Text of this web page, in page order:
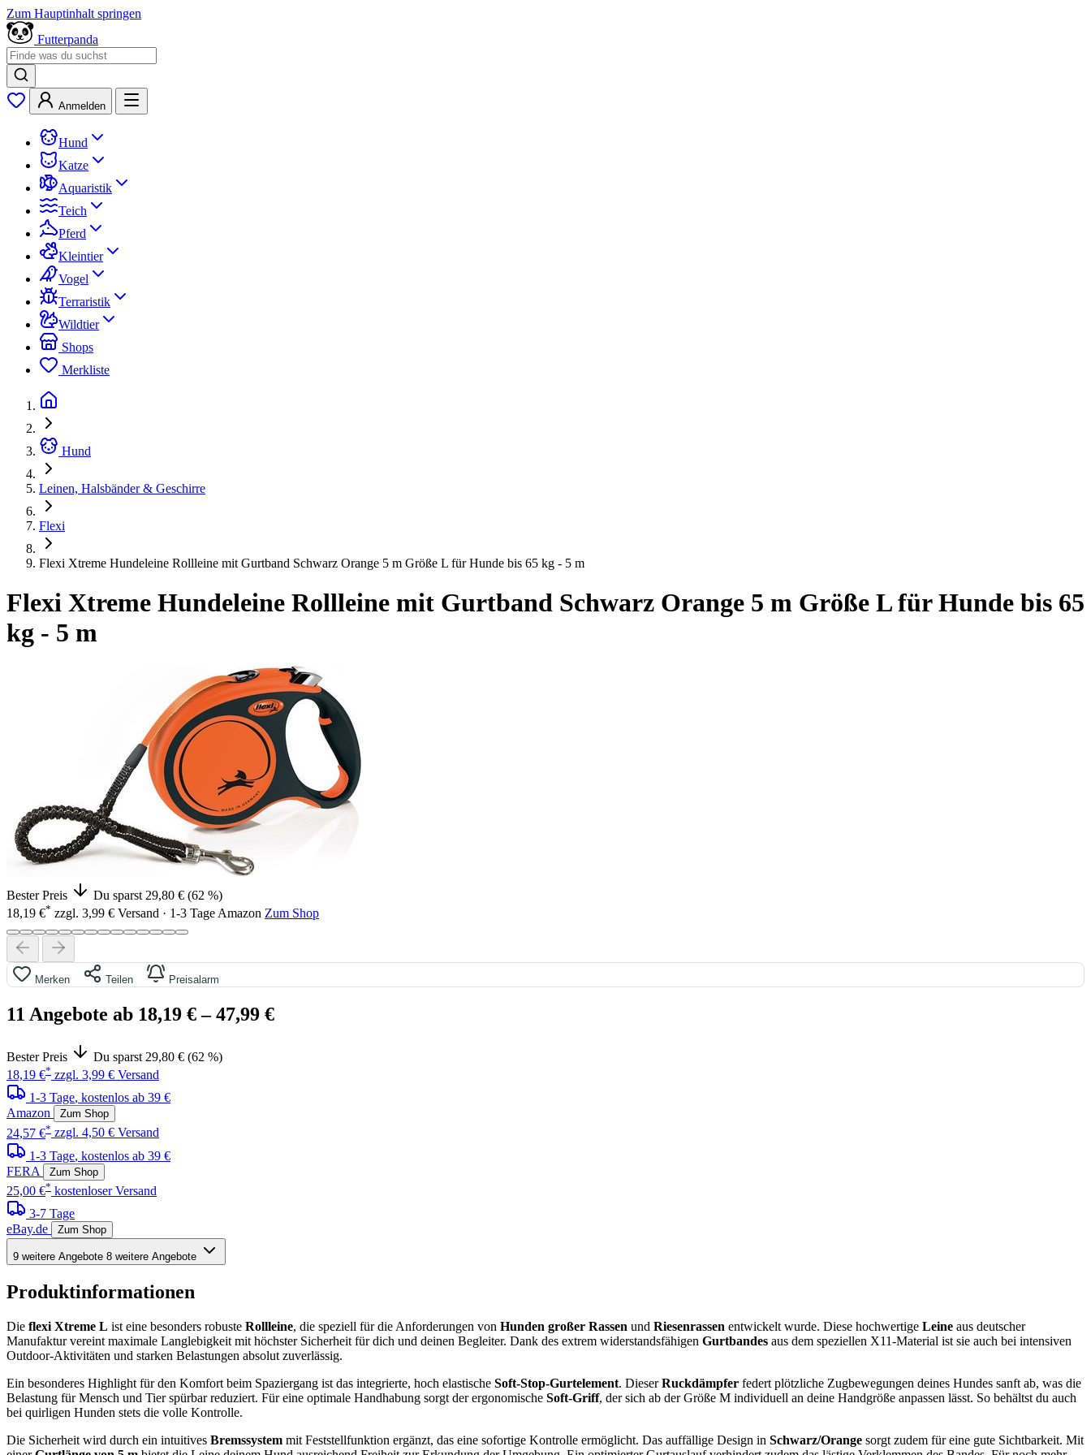
Zum Hauptinhalt springen
Futterpanda
Anmelden
Hund
Katze
Aquaristik
Teich
Pferd
Kleintier
Vogel
Terraristik
Wildtier
Shops
Merkliste
Hund
Leinen, Halsbänder & Geschirre
Flexi
Flexi Xtreme Hundeleine Rollleine mit Gurtband Schwarz Orange 5 m Größe L für Hunde bis 65 kg - 5 m
Flexi Xtreme Hundeleine Rollleine mit Gurtband Schwarz Orange 5 m Größe L für Hunde bis 65
kg - 5 m
Bester Preis
Du sparst 29,80 € (62 %)
18,19 €* zzgl. 3,99 € Versand · 1-3 Tage Amazon Zum Shop
Merken Teilen Preisalarm
11 Angebote ab 18,19 €– 47,99 €
Bester Preis
Du sparst 29,80 € (62 %)
18,19 €* zzgl. 3,99 € Versand
1-3 Tage, kostenlos ab 39 €
Amazon
Zum Shop
24,57 €* zzgl. 4,50 € Versand
1-3 Tage, kostenlos ab 39 €
FERA
Zum Shop
25,00 €* kostenloser Versand
3-7 Tage
eBay.de
Zum Shop
9 weitere Angebote 8 weitere Angebote
Produktinformationen
Die flexi Xtreme L ist eine besonders robuste Rollleine, die speziell für die Anforderungen von Hunden großer Rassen und Riesenrassen entwickelt wurde. Diese hochwertige Leine aus deutscher
Manufaktur vereint maximale Langlebigkeit mit höchster Sicherheit für dich und deinen Begleiter. Dank des extrem widerstandsfähigen Gurtbandes aus dem speziellen X11-Material ist sie auch bei intensiven
Outdoor-Aktivitäten und starken Belastungen absolut zuverlässig.
Ein besonderes Highlight für den Komfort beim Spaziergang ist das integrierte, hoch elastische Soft-Stop-Gurtelement. DieserRuckdämpfer federt plötzliche Zugbewegungen deines Hundes sanft ab, was die
Belastung für Mensch und Tier spürbar reduziert. Für eine optimale Handhabung sorgt der ergonomische Soft-Griff, der sich ab der Größe M individuell an deine Handgröße anpassen lässt. So behältst du auch
bei quirligen Hunden stets die volle Kontrolle.
Die Sicherheit wird durch ein intuitives Bremssystem mit Feststellfunktion ergänzt, das eine sofortige Kontrolle ermöglicht. Das auffällige Design in Schwarz/Orange sorgt zudem für eine gute Sichtbarkeit. Mit